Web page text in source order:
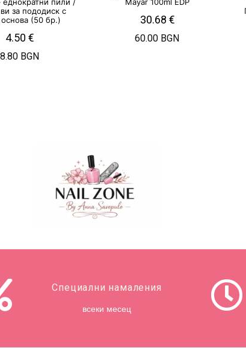
за пододиск с
(50 бр.)
4.50€
8.80 BGN
30.68 €
60.00 BGN
Специални намаления
всеки месец